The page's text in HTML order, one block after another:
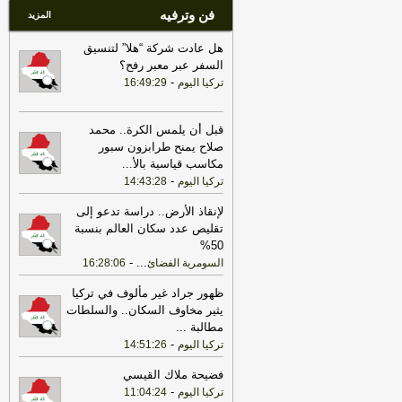
فن وترفيه المزيد
هل عادت شركة “هلا” لتنسيق
السفر عبر معبر رفح؟
تركيا اليوم -
16:49:29
قبل أن يلمس الكرة.. محمد
صلاح يمنح طرابزون سبور
مكاسب قياسية بالأ...
تركيا اليوم -
14:43:28
لإنقاذ الأرض.. دراسة تدعو إلى
تقليص عدد سكان العالم بنسبة
50%
السومرية الفضائ...
-
16:28:06
ظهور جراد غير مألوف في تركيا
يثير مخاوف السكان.. والسلطات
مطالبة ...
تركيا اليوم -
14:51:26
فضيحة ملاك القيسي
تركيا اليوم -
11:04:24